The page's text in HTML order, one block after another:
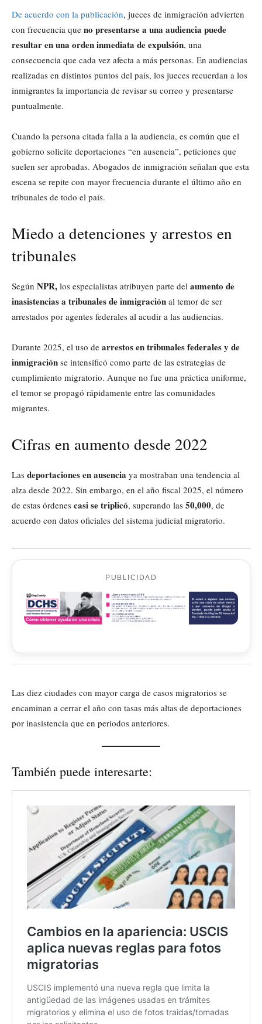
De acuerdo con la publicación, jueces de inmigración advierten
con frecuencia que no presentarse a una audiencia puede
resultar en una orden inmediata de expulsión, una
consecuencia que cada vez afecta a más personas. En audiencias
realizadas en distintos puntos del país, los jueces recuerdan a los
inmigrantes la importancia de revisar su correo y presentarse
puntualmente.
Cuando la persona citada falla a la audiencia, es común que el
gobierno solicite deportaciones “en ausencia”, peticiones que
suelen ser aprobadas. Abogados de inmigración señalan que esta
escena se repite con mayor frecuencia durante el último año en
tribunales de todo el país.
Miedo a detenciones y arrestos en
tribunales
Según NPR, los especialistas atribuyen parte del aumento de
inasistencias a tribunales de inmigración al temor de ser
arrestados por agentes federales al acudir a las audiencias.
Durante 2025, el uso de arrestos en tribunales federales y de
inmigración se intensificó como parte de las estrategias de
cumplimiento migratorio. Aunque no fue una práctica uniforme,
el temor se propagó rápidamente entre las comunidades
migrantes.
Cifras en aumento desde 2022
Las deportaciones en ausencia ya mostraban una tendencia al
alza desde 2022. Sin embargo, en el año fiscal 2025, el número
de estas órdenes casi se triplicó, superando las 50,000, de
acuerdo con datos oficiales del sistema judicial migratorio.
PUBLICIDAD
Las diez ciudades con mayor carga de casos migratorios se
encaminan a cerrar el año con tasas más altas de deportaciones
por inasistencia que en periodos anteriores.
También puede interesarte: